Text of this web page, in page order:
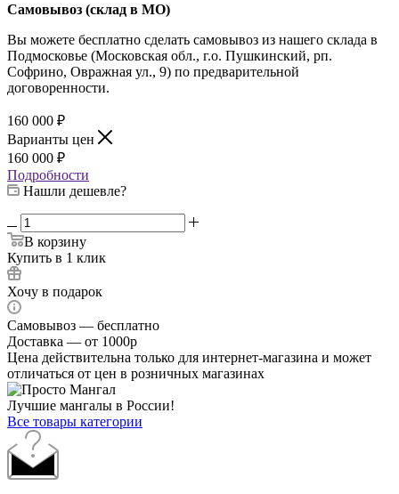
Самовывоз (склад в МО)
Вы можете бесплатно сделать самовывоз из нашего склада в
Подмосковье (Московская обл., г.о. Пушкинский, рп.
Софрино, Овражная ул., 9) по предварительной
договоренности.
160 000 ₽
Варианты цен
160 000 ₽
Подробности
Нашли дешевле?
В корзину
Купить в 1 клик
Хочу в подарок
Самовывоз — бесплатно
Доставка — от 1000р
Цена действительна только для интернет-магазина и может
отличаться от цен в розничных магазинах
Лучшие мангалы в России!
Все товары категории